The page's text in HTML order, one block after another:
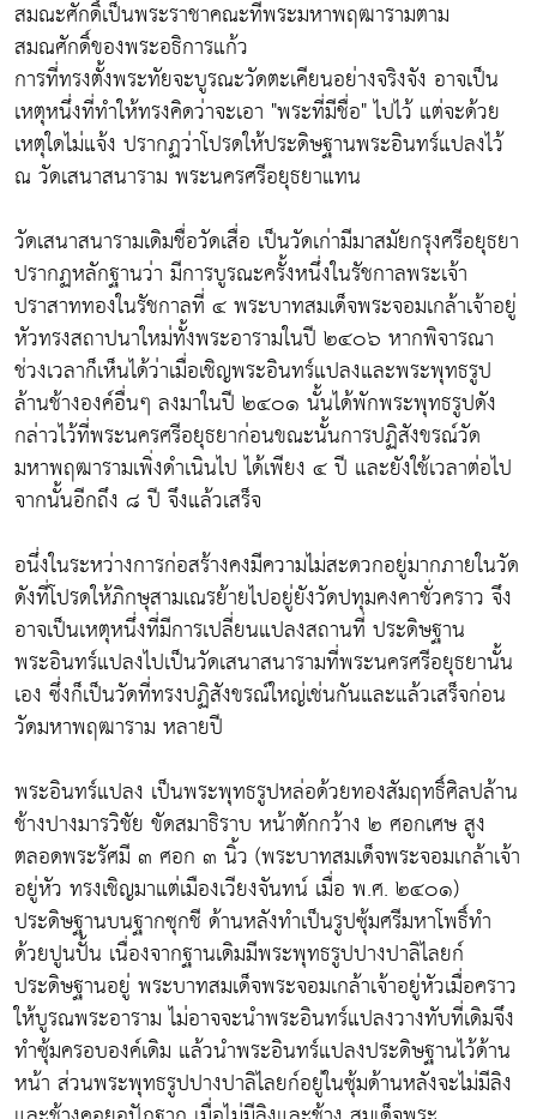
สมณะศักดิ์เป็นพระราชาคณะที่พระมหาพฤฒารามตาม
สมณศักดิ์ของพระอธิการแก้ว
การที่ทรงตั้งพระทัยจะบูรณะวัดตะเคียนอย่างจริงจัง อาจเป็น
เหตุหนึ่งที่ทำให้ทรงคิดว่าจะเอา "พระที่มีชื่อ" ไปไว้ แต่จะด้วย
เหตุใดไม่แจ้ง ปรากฏว่าโปรดให้ประดิษฐานพระอินทร์แปลงไว้
ณ วัดเสนาสนาราม พระนครศรีอยุธยาแทน
วัดเสนาสนารามเดิมชื่อวัดเสื่อ เป็นวัดเก่ามีมาสมัยกรุงศรีอยุธยา
ปรากฏหลักฐานว่า มีการบูรณะครั้งหนึ่งในรัชกาลพระเจ้า
ปราสาททองในรัชกาลที่ ๔ พระบาทสมเด็จพระจอมเกล้าเจ้าอยู่
หัวทรงสถาปนาใหม่ทั้งพระอารามในปี ๒๔๐๖ หากพิจารณา
ช่วงเวลาก็เห็นได้ว่าเมื่อเชิญพระอินทร์แปลงและพระพุทธรูป
ล้านช้างองค์อื่นๆ ลงมาในปี ๒๔๐๑ นั้นได้พักพระพุทธรูปดัง
กล่าวไว้ที่พระนครศรีอยุธยาก่อนขณะนั้นการปฏิสังขรณ์วัด
มหาพฤฒารามเพิ่งดำเนินไป ได้เพียง ๔ ปี และยังใช้เวลาต่อไป
จากนั้นอีกถึง ๘ ปี จึงแล้วเสร็จ
อนึ่งในระหว่างการก่อสร้างคงมีความไม่สะดวกอยู่มากภายในวัด
ดังที่โปรดให้ภิกษุสามเณรย้ายไปอยู่ยังวัดปทุมคงคาชั่วคราว จึง
อาจเป็นเหตุหนึ่งที่มีการเปลี่ยนแปลงสถานที่ ประดิษฐาน
พระอินทร์แปลงไปเป็นวัดเสนาสนารามที่พระนครศรีอยุธยานั้น
เอง ซึ่งก็เป็นวัดที่ทรงปฏิสังขรณ์ใหญ่เช่นกันและแล้วเสร็จก่อน
วัดมหาพฤฒาราม หลายปี
พระอินทร์แปลง เป็นพระพุทธรูปหล่อด้วยทองสัมฤทธิ์ศิลปล้าน
ช้างปางมารวิชัย ขัดสมาธิราบ หน้าตักกว้าง ๒ ศอกเศษ สูง
ตลอดพระรัศมี ๓ ศอก ๓ นิ้ว (พระบาทสมเด็จพระจอมเกล้าเจ้า
อยู่หัว ทรงเชิญมาแต่เมืองเวียงจันทน์ เมื่อ พ.ศ. ๒๔๐๑)
ประดิษฐานบนฐากซุกชี ด้านหลังทำเป็นรูปซุ้มศรีมหาโพธิ์ทำ
ด้วยปูนปั้น เนื่องจากฐานเดิมมีพระพุทธรูปปางปาลิไลยก์
ประดิษฐานอยู่ พระบาทสมเด็จพระจอมเกล้าเจ้าอยู่หัวเมื่อคราว
ให้บูรณพระอาราม ไม่อาจจะนำพระอินทร์แปลงวางทับที่เดิมจึง
ทำซุ้มครอบองค์เดิม แล้วนำพระอินทร์แปลงประดิษฐานไว้ด้าน
หน้า ส่วนพระพุทธรูปปางปาลิไลยก์อยู่ในซุ้มด้านหลังจะไม่มีลิง